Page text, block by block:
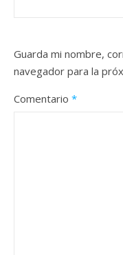
Guarda mi nombre,
navegador para la
Comentario *